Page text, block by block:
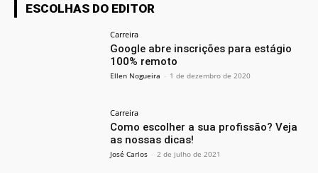
ESCOLHAS DO EDITOR
Carreira
Google abre inscrições para estágio
100% remoto
Ellen Nogueira - 1 de dezembro de 2020
Carreira
Como escolher a sua profissão? Veja
as nossas dicas!
José Carlos - 2 de julho de 2021